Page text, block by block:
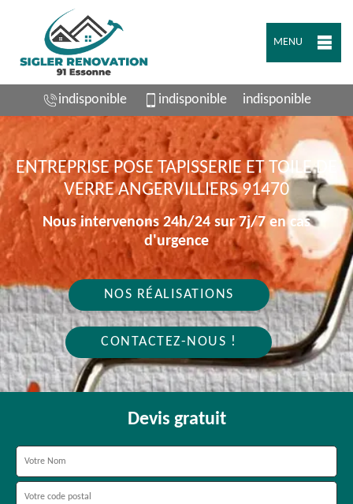
MENU
indisponible indisponible indisponible
ENTREPRISE POSE TAPISSERIE ET TOILE DE
VERRE ANGERVILLIERS 91470
Nous intervenons 24h/24 sur 7j/7 en cas
d'urgence
NOS RÉALISATIONS
CONTACTEZ-NOUS !
Devis gratuit